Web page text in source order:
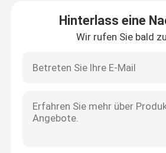
Hinterlass eine
Wir rufen Sie bald